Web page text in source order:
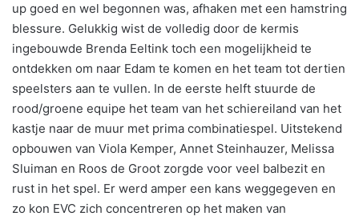
up goed en wel begonnen was, afhaken met een hamstring
blessure. Gelukkig wist de volledig door de kermis
ingebouwde Brenda Eeltink toch een mogelijkheid te
ontdekken om naar Edam te komen en het team tot dertien
speelsters aan te vullen. In de eerste helft stuurde de
rood/groene equipe het team van het schiereiland van het
kastje naar de muur met prima combinatiespel. Uitstekend
opbouwen van Viola Kemper, Annet Steinhauzer, Melissa
Sluiman en Roos de Groot zorgde voor veel balbezit en
rust in het spel. Er werd amper een kans weggegeven en
zo kon EVC zich concentreren op het maken van